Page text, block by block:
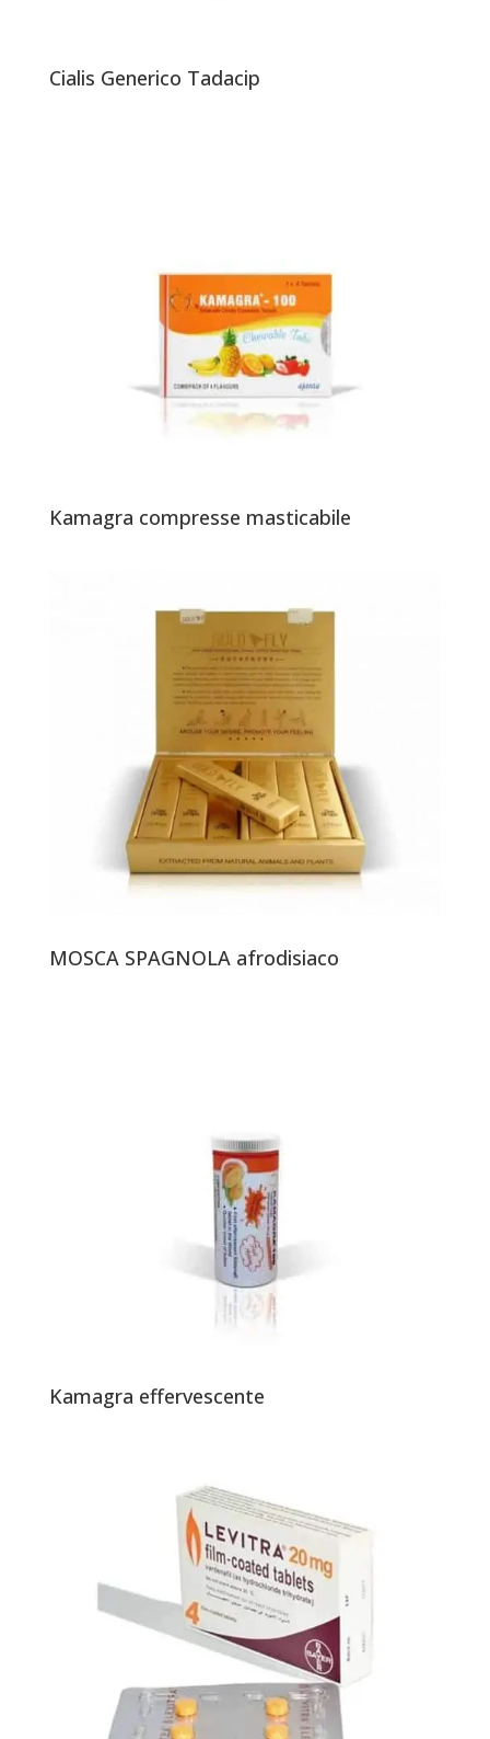
Cialis Generico Tadacip
Kamagra compresse masticabile
MOSCA SPAGNOLA afrodisiaco
Kamagra effervescente